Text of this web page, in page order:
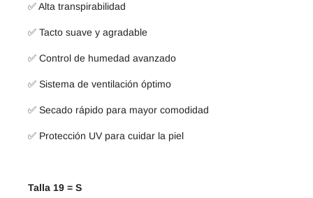
✅ Alta transpirabilidad
✅ Tacto suave y agradable
✅ Control de humedad avanzado
✅ Sistema de ventilación óptimo
✅ Secado rápido para mayor comodidad
✅ Protección UV para cuidar la piel
Talla 19 = S